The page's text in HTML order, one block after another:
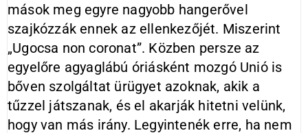
mások meg egyre nagyobb hangerővel
szajkózzák ennek az ellenkezőjét. Miszerint
„Ugocsa non coronat”. Közben persze az
egyelőre agyaglábú óriásként mozgó Unió is
bőven szolgáltat ürügyet azoknak, akik a
tűzzel játszanak, és el akarják hitetni velünk,
hogy van más irány. Legyintenék erre, ha nem